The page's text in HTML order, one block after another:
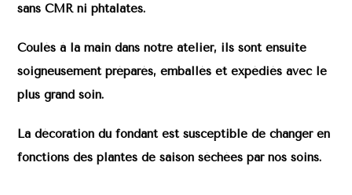
sans CMR ni phtalates.
Coulés à la main dans notre atelier, ils sont ensuite
soigneusement préparés, emballés et expédiés avec le
plus grand soin.
La décoration du fondant est susceptible de changer en
fonctions des plantes de saison séchées par nos soins.